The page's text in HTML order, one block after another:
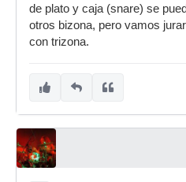
Un saludo
de plato y caja (snare) se
otros bizona, pero vamos
con trizona.